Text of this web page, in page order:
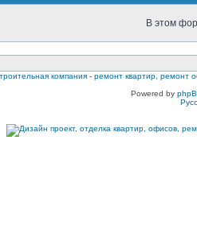
В этом
компания - ремонт квартир, ремонт
Powered by